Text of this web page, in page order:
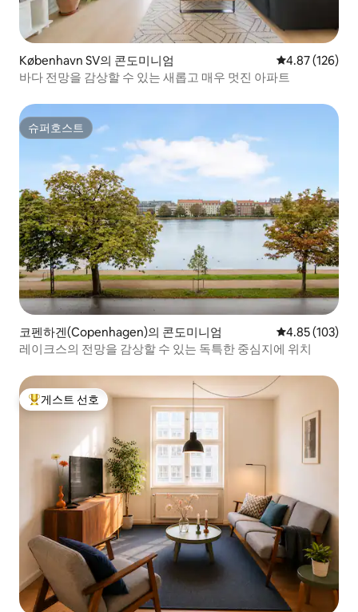
København SV의 콘도미니엄 평점 4.87점(5
4.87 (126)
바다 전망을 감상할 수 있는 새롭고 매우 멋진 아파트
슈퍼호스트
슈퍼호스트
코펜하겐(Copenhagen)의 콘도미니엄 평점 4.85점(5
4.85 (103)
레이크스의 전망을 감상할 수 있는 독특한 중심지에 위치
상위 게스트 선호
게스트 선호